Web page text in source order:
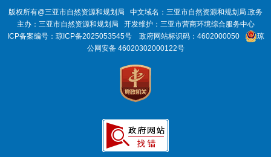
版权所有@三亚市自然资源和规划局
中文域名：三亚市自然资源和规划局.政务
主办：三亚市自然资源和规划局
开发维护：三亚市营商环境综合服务中心
ICP备案编号： 琼ICP备2025053545号 政府网站标识码： 4602000050
琼
公网安备 46020302000122号